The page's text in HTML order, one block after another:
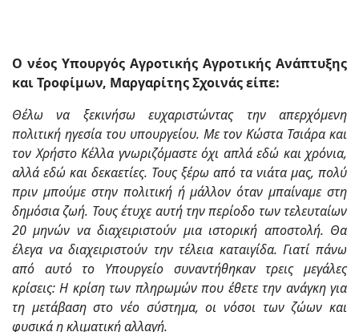
Ο νέος Υπουργός Αγροτικής Αγροτικής Ανάπτυξης
και Τροφίμων, Μαργαρίτης Σχοινάς είπε:
Θέλω να ξεκινήσω ευχαριστώντας την απερχόμενη
πολιτική ηγεσία του υπουργείου. Με τον Κώστα Τσιάρα και
τον Χρήστο Κέλλα γνωριζόμαστε όχι απλά εδώ και χρόνια,
αλλά εδώ και δεκαετίες. Τους ξέρω από τα νιάτα μας, πολύ
πριν μπούμε στην πολιτική ή μάλλον όταν μπαίναμε στη
δημόσια ζωή. Τους έτυχε αυτή την περίοδο των τελευταίων
20 μηνών να διαχειριστούν μια ιστορική αποστολή. Θα
έλεγα να διαχειριστούν την τέλεια καταιγίδα. Γιατί πάνω
από αυτό το Υπουργείο συναντήθηκαν τρεις μεγάλες
κρίσεις: Η κρίση των πληρωμών που έθετε την ανάγκη για
τη μετάβαση στο νέο σύστημα, οι νόσοι των ζώων και
φυσικά η κλιματική αλλαγή.